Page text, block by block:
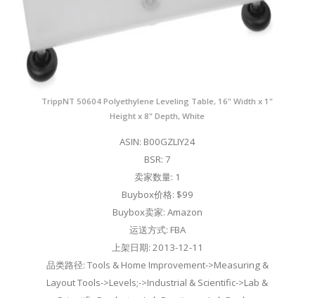
TrippNT 50604 Polyethylene Leveling Table, 16" Width x 1"
Height x 8" Depth, White
ASIN: B00GZLIY24
BSR: 7
卖家数量: 1
Buybox价格: $99
Buybox卖家: Amazon
运送方式: FBA
上架日期: 2013-12-11
品类路径: Tools & Home Improvement->Measuring &
Layout Tools->Levels;->Industrial & Scientific->Lab &